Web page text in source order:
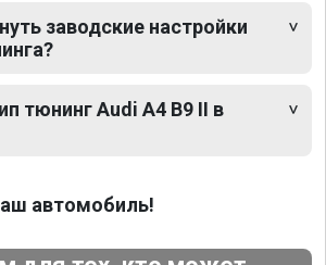
заводские настройки
тюнинг Audi A4 B9 II в
автомобиль!